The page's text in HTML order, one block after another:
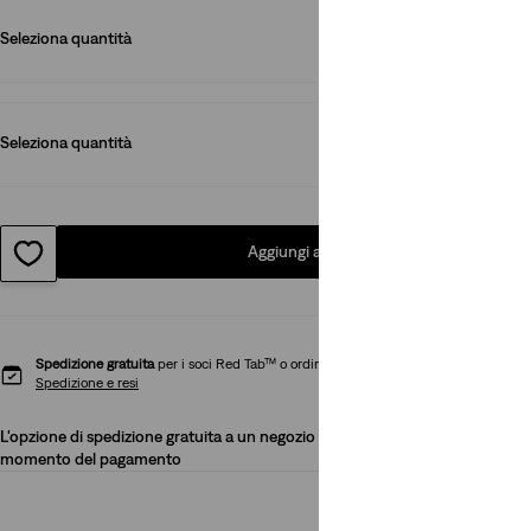
Seleziona quantità
Seleziona quantità
Aggiungi al carrello
Spedizione gratuitaper i soci Red Tab™ o ordini superiori a 49,99 €.
Spedizione e resi
L'opzione di spedizione gratuita a un negozio potrebbe essere disponibile al
momento del pagamento